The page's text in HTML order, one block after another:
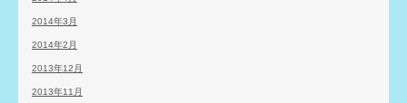
2014年3月
2014年2月
2013年12月
2013年11月